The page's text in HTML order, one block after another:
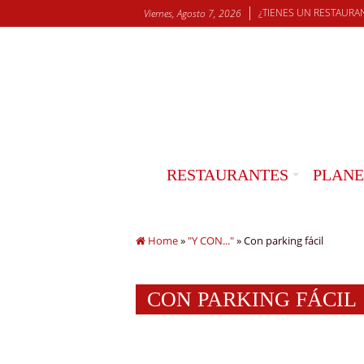
Viernes, Agosto 7, 2026 ¿TIENES UN
RESTAURANTES
Home»"Y CON..."»Con parking fácil
CON PARKING FÁCIL